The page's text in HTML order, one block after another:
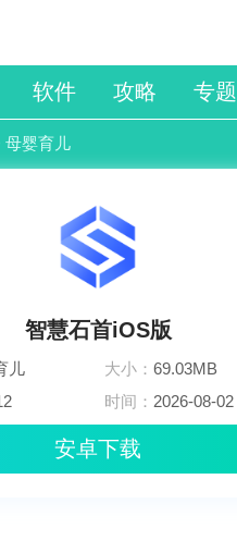
软件 攻略 专题
母婴育儿
智慧石首iOS版
儿 大小：69.03MB
时间： 2026-08-02
安卓下载